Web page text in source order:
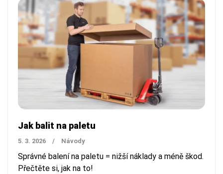
Jak balit na paletu
5. 3. 2026 / Návody
Správné balení na paletu = nižší náklady a méně škod.
Přečtěte si, jak na to!